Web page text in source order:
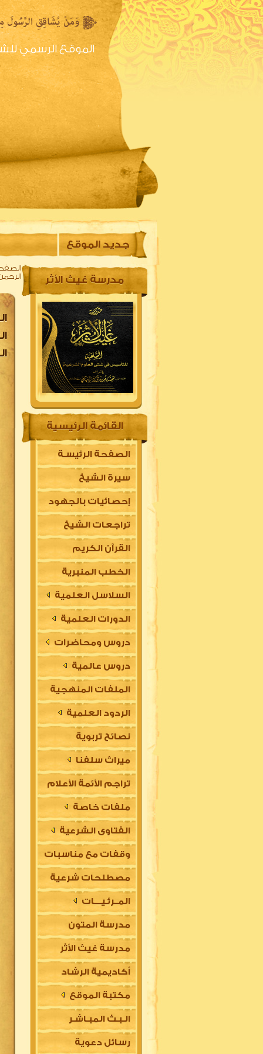
الموقع الرسمي
الصفحه الرئيسية
جديد الموقع
مدرسة غيث الأثر
القائمة الرئيسية
الصفحة الرئيسـة
سيرة الشيخ
إحصائيات بالجهود
تراجعات الشيخ
القرآن الكريم
الخطب المنبرية
السلاسل العلمية
الدورات العلمية
دروس ومحاضرات
دروس عالمية
الملفات المنهجية
الردود العلمية
نصائح تربوية
ميراث سلفنا
تراجم الأئمة الأعلام
ملفات خاصة
الفتاوى الشرعية
وقفات مع مناسبات
مصطلحات شرعية
المــرئـيــــات
مدرسة المتون
العلمية
مدرسة غيث الأثر
السلفية
أكاديمية الرشاد
العلمية للتأسيس
في مقدمات العلوم
الشرعية (للتعليم
مكتبة الموقع
الـبـث المبـاشـر
رسائل دعوية